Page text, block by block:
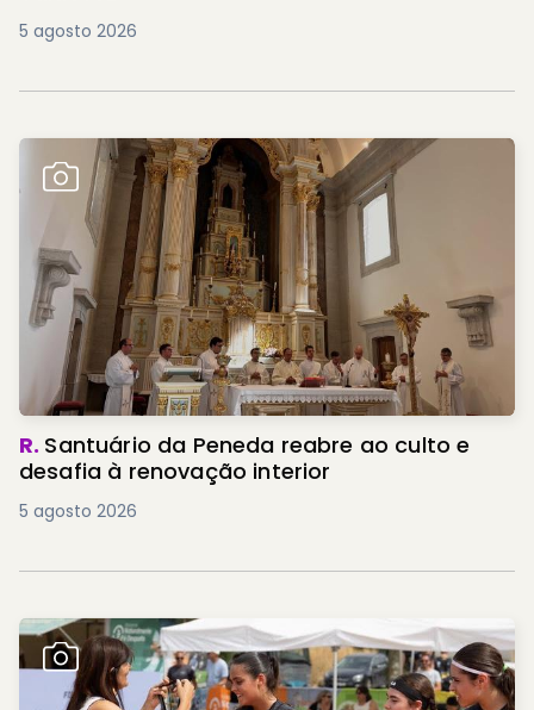
5 agosto 2026
R. Santuário da Peneda reabre ao culto e
desafia à renovação interior
5 agosto 2026